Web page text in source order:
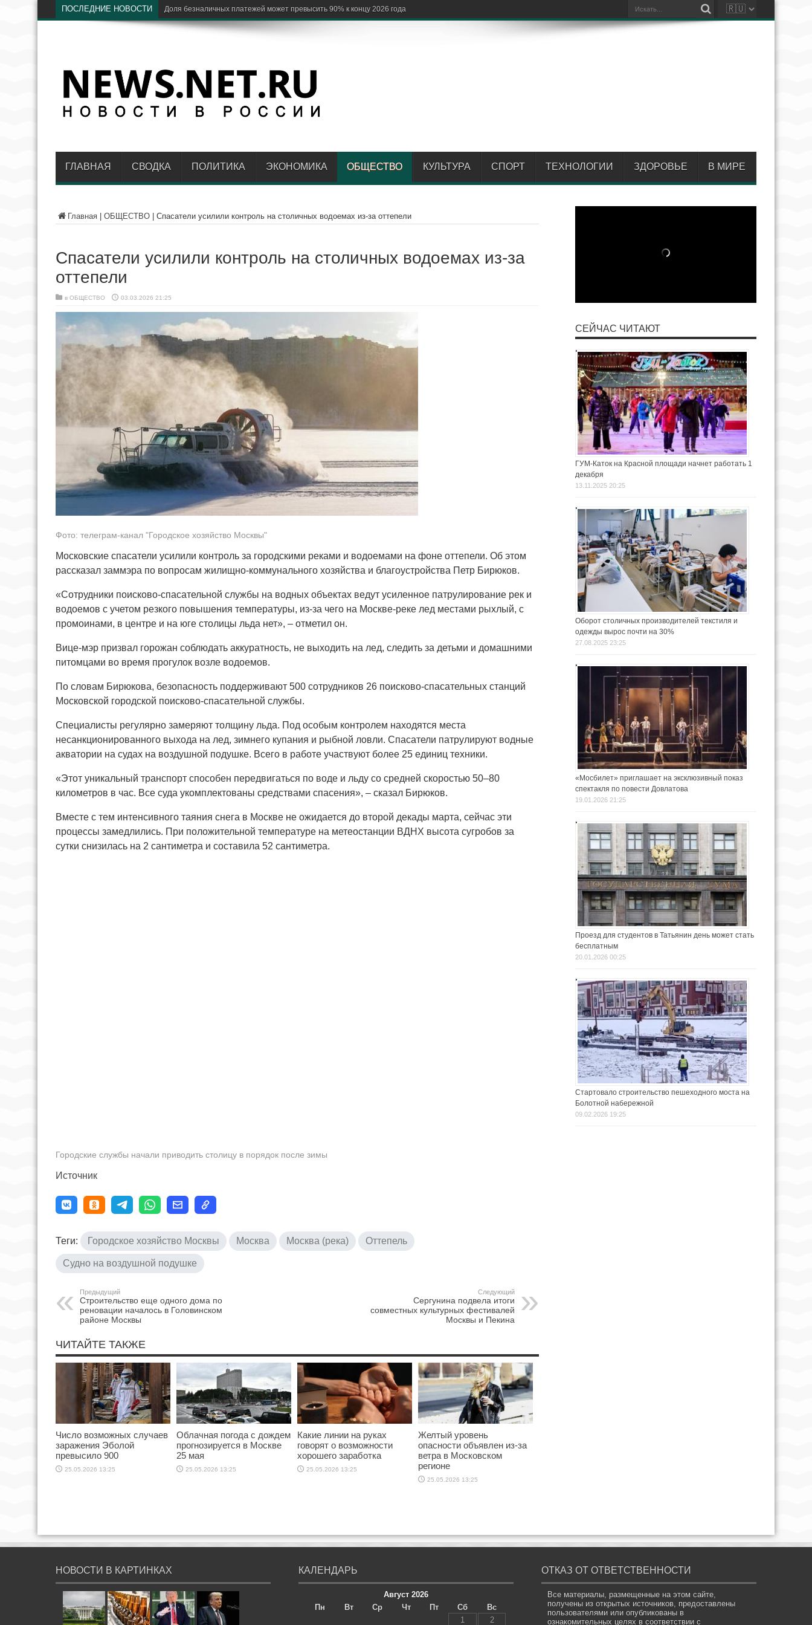
ПОСЛЕДНИЕ НОВОСТИ ЦБ:
ГЛАВНАЯ СВОДКА ПОЛИТИКА ЭКОНОМИКА ОБЩЕСТВО КУЛЬТУРА СПОРТ ТЕХНОЛОГИИ ЗДОРОВЬЕ В МИРЕ
Главная ОБЩЕСТВО Спасатели усилили контроль на столичных водоемах из-за оттепели
Спасатели усилили контроль на столичных водоемах из-за
оттепели
в ОБЩЕСТВО 03.03.2026 21:25
Фото: телеграм-канал "Городское хозяйство Москвы"
Московские спасатели усилили контроль за городскими реками и водоемами на фоне оттепели. Об этом
рассказал заммэра по вопросам жилищно-коммунального хозяйства и благоустройства Петр Бирюков.
«Сотрудники поисково-спасательной службы на водных объектах ведут усиленное патрулирование рек и
водоемов с учетом резкого повышения температуры, из-за чего на Москве-реке лед местами рыхлый, с
промоинами, в центре и на юге столицы льда нет», – отметил он.
Вице-мэр призвал горожан соблюдать аккуратность, не выходить на лед, следить за детьми и домашними
питомцами во время прогулок возле водоемов.
По словам Бирюкова, безопасность поддерживают 500 сотрудников 26 поисково-спасательных станций
Московской городской поисково-спасательной службы.
Специалисты регулярно замеряют толщину льда. Под особым контролем находятся места
несанкционированного выхода на лед, зимнего купания и рыбной ловли. Спасатели патрулируют водные
акватории на судах на воздушной подушке. Всего в работе участвуют более 25 единиц техники.
«Этот уникальный транспорт способен передвигаться по воде и льду со средней скоростью 50–80
километров в час. Все суда укомплектованы средствами спасения», – сказал Бирюков.
Вместе с тем интенсивного таяния снега в Москве не ожидается до второй декады марта, сейчас эти
процессы замедлились. При положительной температуре на метеостанции ВДНХ высота сугробов за
сутки снизилась на 2 сантиметра и составила 52 сантиметра.
Городские службы начали приводить столицу в порядок после зимы
Источник
Теги: Городское хозяйство Москвы Москва Москва (река) Оттепель
Судно на воздушной подушке
Предыдущий
Строительство еще одного дома по
реновации началось в Головинском
районе Москвы
Следующий
Сергунина подвела итоги
совместных культурных фестивалей
Москвы и Пекина
ЧИТАЙТЕ ТАКЖЕ
Число возможных случаев
заражения Эболой
превысило 900
25.05.2026 13:25
Облачная погода с дождем
прогнозируется в Москве
25 мая
25.05.2026 13:25
Какие линии на руках
говорят о возможности
хорошего заработка
25.05.2026 13:25
Желтый уровень
опасности объявлен из-за
ветра в Московском
регионе
25.05.2026 13:25
СЕЙЧАС ЧИТАЮТ
ГУМ-Каток на Красной площади начнет работать 1
декабря
13.11.2025 20:25
Оборот столичных производителей текстиля и
одежды вырос почти на 30%
27.08.2025 23:25
«Мосбилет» приглашает на эксклюзивный показ
спектакля по повести Довлатова
19.01.2026 21:25
Проезд для студентов в Татьянин день может стать
бесплатным
20.01.2026 00:25
Стартовало строительство пешеходного моста на
Болотной набережной
09.02.2026 19:25
НОВОСТИ В КАРТИНКАХ КАЛЕНДАРЬ
Август 2026
Пн
Вт Ср Чт Пт Сб
Вс
1
2
ОТКАЗ ОТ ОТВЕТСТВЕННОСТИ
Все материалы, размещенные на этом сайте,
получены из открытых источников, предоставлены
пользователями или опубликованы в
ознакомительных целях в соответствии с